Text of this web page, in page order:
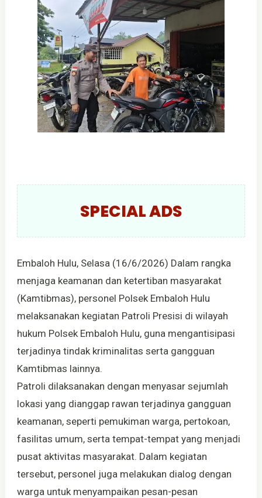
SPECIAL ADS
Embaloh Hulu, Selasa (16/6/2026) Dalam rangka
menjaga keamanan dan ketertiban masyarakat
(Kamtibmas), personel Polsek Embaloh Hulu
melaksanakan kegiatan Patroli Presisi di wilayah
hukum Polsek Embaloh Hulu, guna mengantisipasi
terjadinya tindak kriminalitas serta gangguan
Kamtibmas lainnya.
Patroli dilaksanakan dengan menyasar sejumlah
lokasi yang dianggap rawan terjadinya gangguan
keamanan, seperti pemukiman warga, pertokoan,
fasilitas umum, serta tempat-tempat yang menjadi
pusat aktivitas masyarakat. Dalam kegiatan
tersebut, personel juga melakukan dialog dengan
warga untuk menyampaikan pesan-pesan